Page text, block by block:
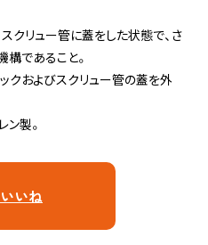
TOP
イン
クリュー管に蓋をした状態で、さ
構であること。
クおよびスクリュー管の蓋を外
ン製。
いいね